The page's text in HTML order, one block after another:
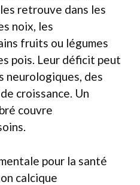
retrouve dans les
noix, les
fruits ou légumes
pois. Leur déficit peut
neurologiques, des
croissance. Un
couvre
pour la santé
calcique